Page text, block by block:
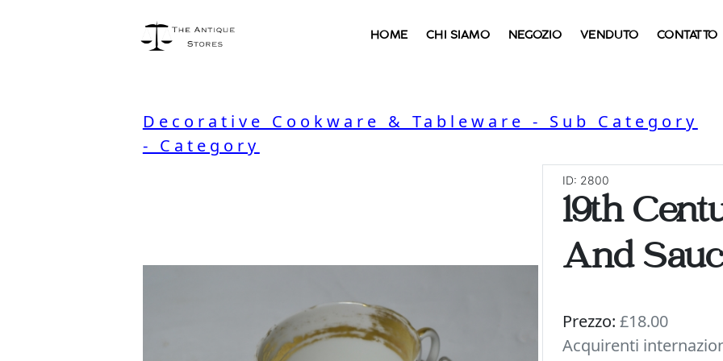
HOME CHI SIAMO NEGOZIO VENDUTO CONTATTO
Decorative Cookware & Tableware - Sub Category
- Category
ID: 2800
19th
And
Prezzo: £18.00
Acquirenti